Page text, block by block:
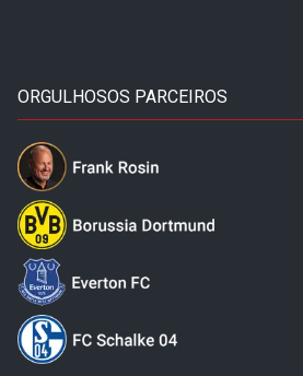
ORGULHOSOS PARCEIROS